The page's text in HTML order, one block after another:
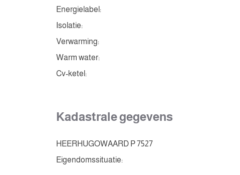
Energielabel:
Isolatie:
Verwarming:
Warm water:
Cv-ketel:
Kadastrale gegevens
HEERHUGOWAARD P 7527
Eigendomssituatie: